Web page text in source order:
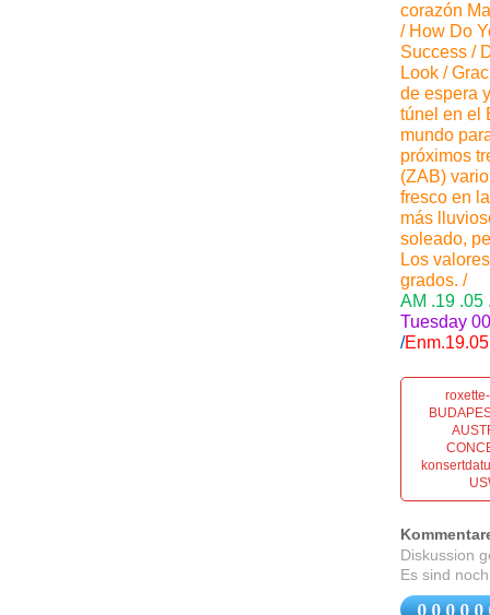
corazón
/ How Do
Success /
Look /
de espera
túnel en el
mundo
próximos
(ZAB)
fresco en
más
soleado,
Los
grados. /
AM .19 .05
Tuesday
/
Diskussion
Es sind